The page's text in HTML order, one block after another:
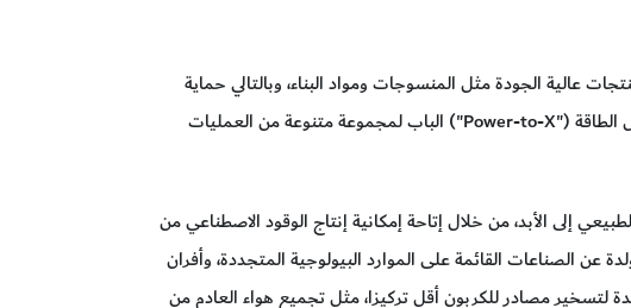
عالية الجودة مثل المنسوجات ومواد البناء، وبالتالي حماية
التنوع البيولوجي عن طريق تقليل الطلب على الموارد التي نحصدها من غاباتنا. وتفتح تكنولوجيات تحويل الطاقة ("Power-to-X") الباب لمجموعة متنوعة من العمليات
إلى الأبد، من خلال إتاحة إمكانية إنتاج الوقود الاصطناعي من
عن الصناعات القائمة على الموارد البيولوجية المتجددة، وأفران
لتسخير مصادر للكربون أقل تركيزا، مثل تجميع هواء العادم من